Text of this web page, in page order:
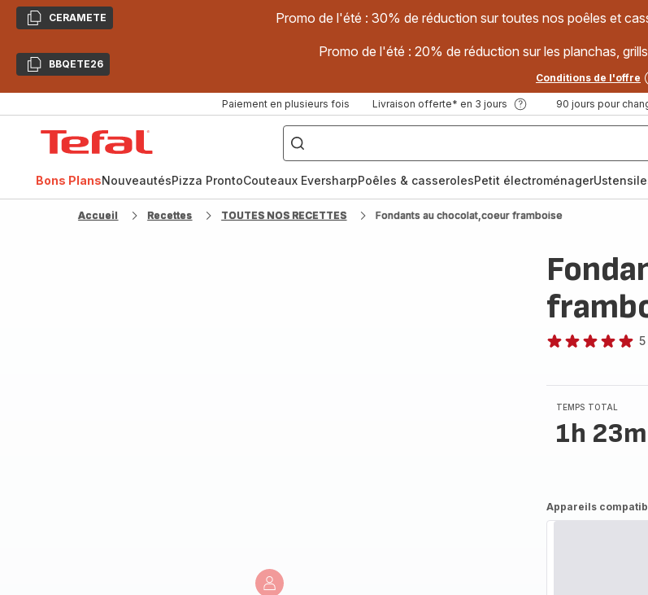
CopierCERAMETE Promo de l'été : 30% de réduction sur toutes nos poêles et
CopierBBQETE26
Promo de l'été : 20% de réduction sur les planchas,
Conditions de l'offre
Paiement en plusieurs fois Livraison offerte* en 3 jours 90 jours pour
["Poêles
inox,
Cake
Factory,
Bons PlansNouveautésPizza ProntoCouteaux EversharpPoêles & casserolesPetit électroménager
Accueil Recettes TOUTES NOS RECETTES Fondants au chocolat,coeur framboise
étoiles
(moyenne)
5
TEMPS TOTAL
1h
Appareils